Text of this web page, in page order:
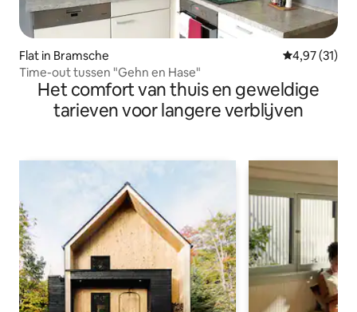
Flat in Bramsche Gemiddelde
4,97 (31)
Time-out tussen "Gehn en Hase"
Het comfort van thuis en geweldige
tarieven voor langere verblijven